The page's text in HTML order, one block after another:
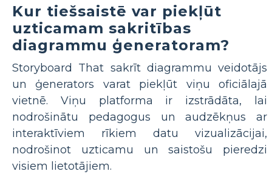
Kur tiešsaistē var piekļūt
uzticamam sakritības
diagrammu ģeneratoram?
Storyboard That sakrīt diagrammu veidotājs
un ģenerators varat piekļūt viņu oficiālajā
vietnē. Viņu platforma ir izstrādāta, lai
nodrošinātu pedagogus un audzēkņus ar
interaktīviem rīkiem datu vizualizācijai,
nodrošinot uzticamu un saistošu pieredzi
visiem lietotājiem.